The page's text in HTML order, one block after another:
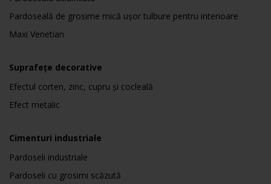
Pardoseală de grosime mică ușor tulbure pentru interioare
Maxi Venetian
Suprafețe decorative
Efectul corten, zinc, cupru și cocleală
Efect metalic
Cimenturi industriale
Pardoseli industriale
Pardoseli cu grosimi scăzută